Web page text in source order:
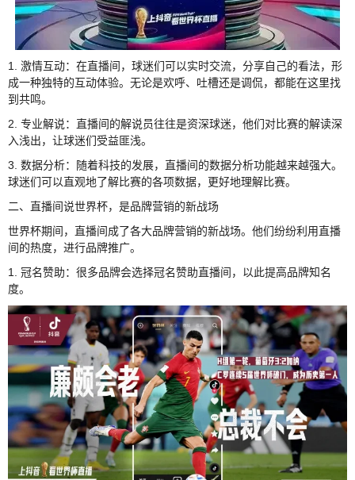
1. 激情互动：在直播间，球迷们可以实时交流，分享自己的看法，形
成一种独特的互动体验。无论是欢呼、吐槽还是调侃，都能在这里找
到共鸣。
2. 专业解说：直播间的解说员往往是资深球迷，他们对比赛的解读深
入浅出，让球迷们受益匪浅。
3. 数据分析：随着科技的发展，直播间的数据分析功能越来越强大。
球迷们可以直观地了解比赛的各项数据，更好地理解比赛。
二、直播间说世界杯，是品牌营销的新战场
世界杯期间，直播间成了各大品牌营销的新战场。他们纷纷利用直播
间的热度，进行品牌推广。
1. 冠名赞助：很多品牌会选择冠名赞助直播间，以此提高品牌知名
度。